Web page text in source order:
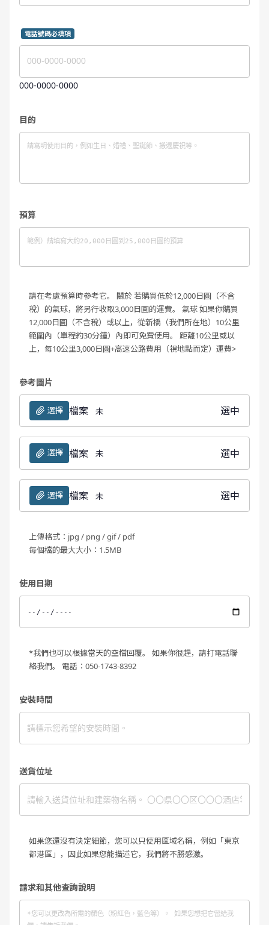
電話號碼必填項
000-0000-0000
目的
預算
請在考慮預算時參考它。 關於若購買低於12,000日圓（不含
稅）的氣球，將另行收取3,000日圓的運費。 氣球 如果你購買
12,000日圓（不含稅）或以上，從新橋（我們所在地）10公里
範圍內（單程約30分鐘）內即可免費使用。 距離10公里或以
上，每10公里3,000日圓+高速公路費用（視地點而定）運費>
參考圖片
選擇 檔案 未 選中
選擇 檔案 未 選中
選擇 檔案 未 選中
上傳格式：jpg / png / gif / pdf
每個檔的最大大小：1.5MB
使用日期
*我們也可以根據當天的空檔回覆。 如果你很趕，請打電話聯
絡我們。 電話：050-1743-8392
安裝時間
送貨位址
如果您還沒有決定細節，您可以只使用區域名稱，例如「東京
都港區」，因此如果您能描述它，我們將不勝感激。
請求和其他查詢說明